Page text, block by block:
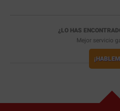
¿LO HAS
Mejor servicio